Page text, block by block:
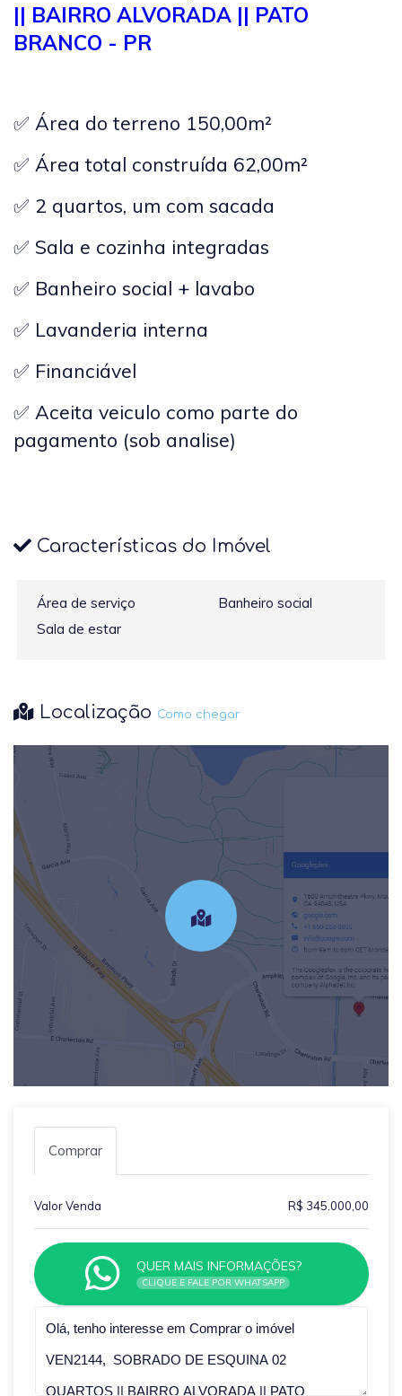
|| BAIRRO ALVORADA || PATO
BRANCO - PR
✅ Área do terreno 150,00m²
✅ Área total construída 62,00m²
✅ 2 quartos, um com sacada
✅ Sala e cozinha integradas
✅ Banheiro social + lavabo
✅ Lavanderia interna
✅ Financiável
✅ Aceita veiculo como parte do
pagamento (sob analise)
Características do Imóvel
Área de serviço
Banheiro social
Sala de estar
Localização Como chegar
Comprar
Valor Venda R$ 345.000,00
QUER MAIS INFORMAÇÕES?
CLIQUE E FALE POR WHATSAPP